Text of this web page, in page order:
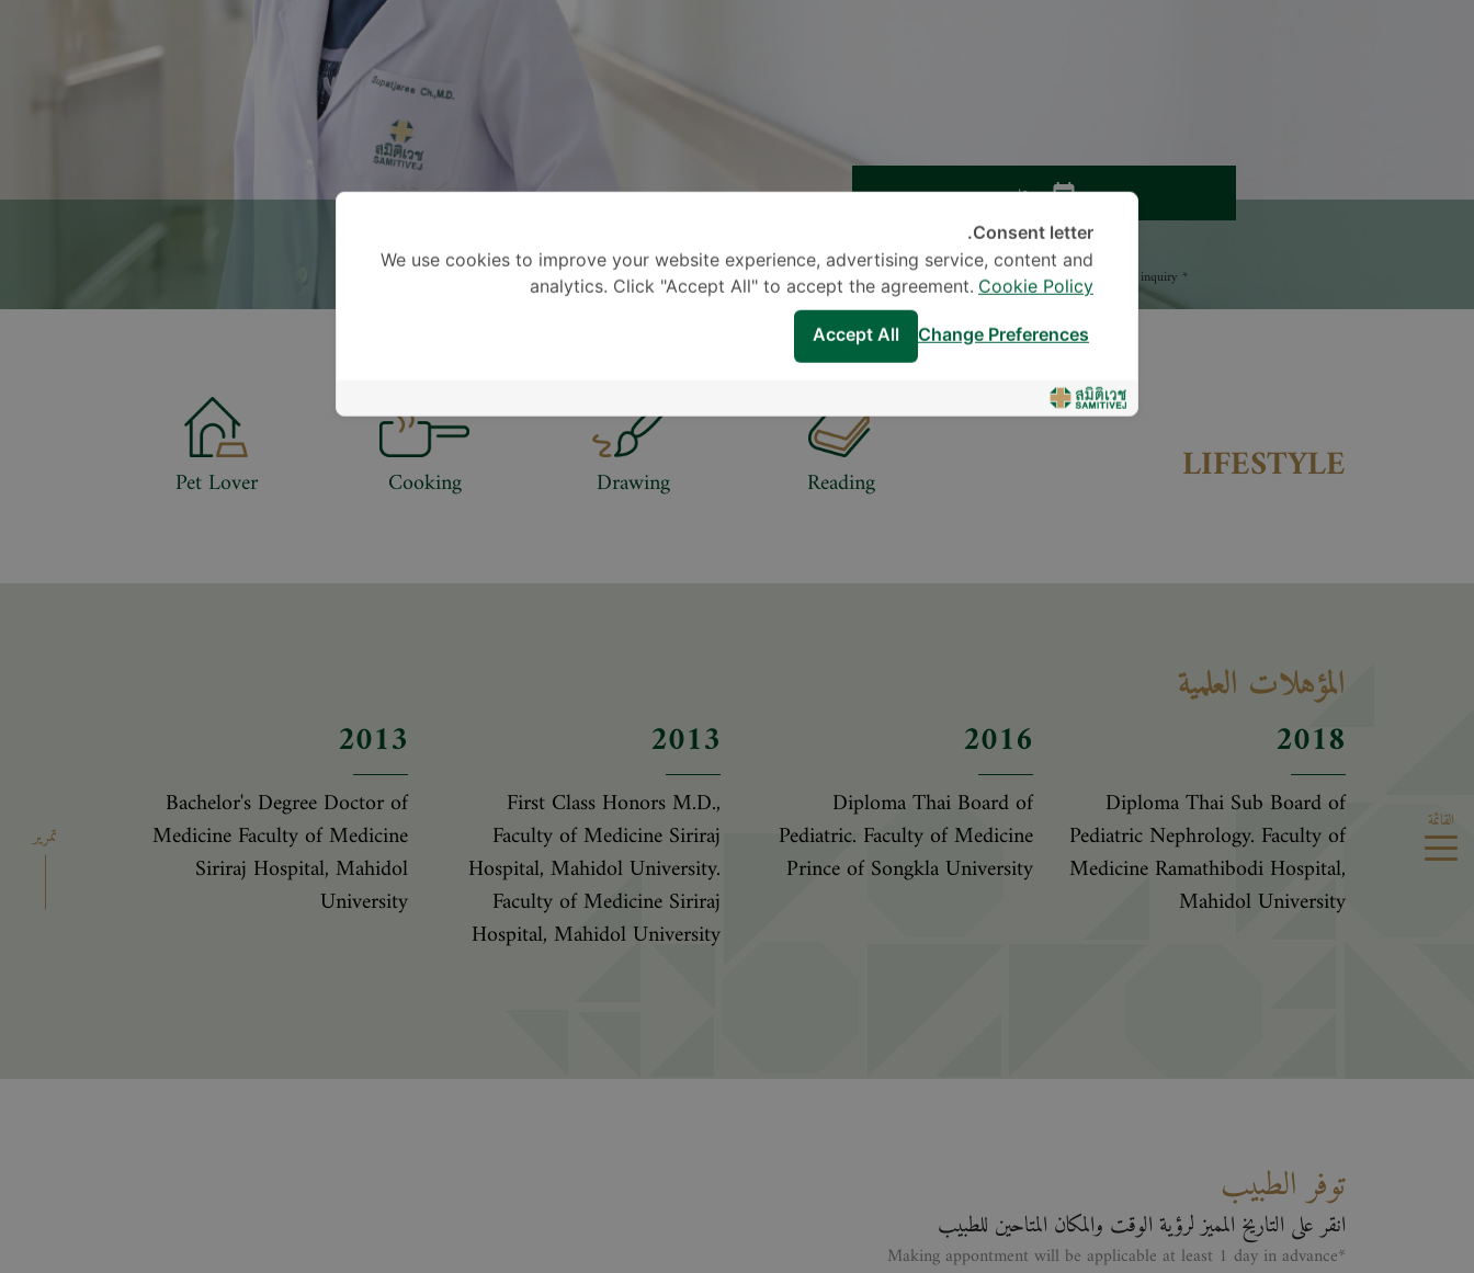
القائمة
موعد
اترك سؤالاً
* The Patient Support Team will reply to your inquiry
LIFESTYLE
Reading
Drawing
Cooking
Pet Lover
المؤهلات العلمية
2018
Diploma Thai Sub Board of
Pediatric Nephrology. Faculty of
Medicine Ramathibodi Hospital,
Mahidol University
2016
Diploma Thai Board of
Pediatric. Faculty of Medicine
Prince of Songkla University
2013
First Class Honors M.D.,
Faculty of Medicine Siriraj
Hospital, Mahidol University.
Faculty of Medicine Siriraj
Hospital, Mahidol University
2013
Bachelor's Degree Doctor of
Medicine Faculty of Medicine
Siriraj Hospital, Mahidol
University
توفر الطبيب
انقر على التاريخ المميز لرؤية الوقت والمكان المتاحين للطبيب
*Making appontment will be applicable at least 1 day in advance
تمرير
Consent letter.
We use cookies to improve your website experience, advertising service, content and
analytics. Click "Accept All" to accept the agreement. Cookie Policy
Accept All Change Preferences